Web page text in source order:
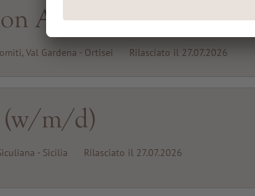
Agent (f/m/d)
Val Gardena - Ortisei Rilasciato il 27.07.2026
(w/m/d)
- Sicilia Rilasciato il 27.07.2026